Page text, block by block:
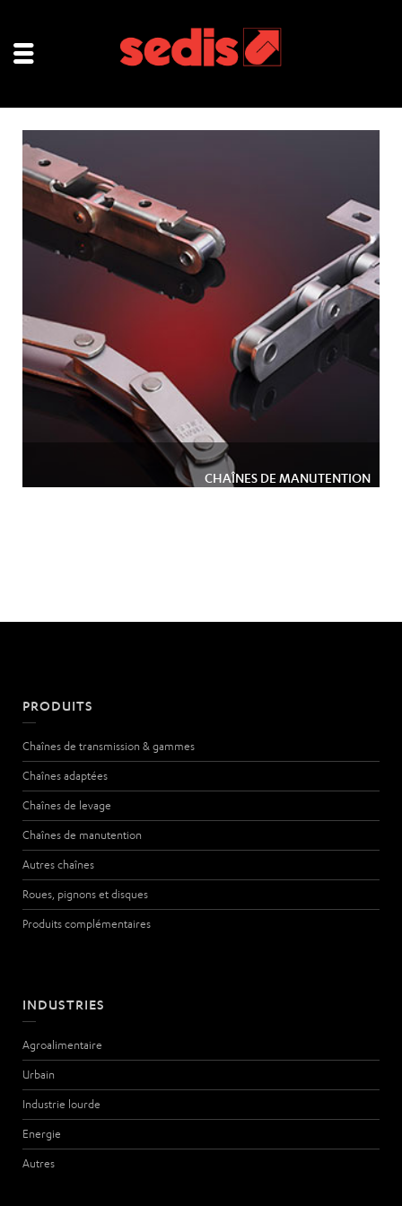
CHAÎNES DE MANUTENTION
PRODUITS
Chaînes de transmission & gammes
Chaînes adaptées
Chaînes de levage
Chaînes de manutention
Autres chaînes
Roues, pignons et disques
Produits complémentaires
INDUSTRIES
Agroalimentaire
Urbain
Industrie lourde
Energie
Autres